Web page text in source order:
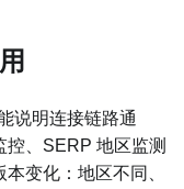
说明连接链路通
控、SERP 地区监测
变化：地区不同、